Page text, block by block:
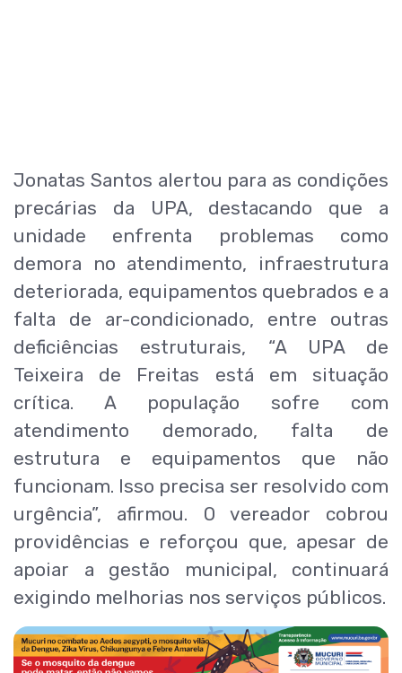
Jonatas Santos alertou para as condições
precárias da UPA, destacando que a
unidade enfrenta problemas como
demora no atendimento, infraestrutura
deteriorada, equipamentos quebrados e a
falta de ar-condicionado, entre outras
deficiências estruturais, “A UPA de
Teixeira de Freitas está em situação
crítica. A população sofre com
atendimento demorado, falta de
estrutura e equipamentos que não
funcionam. Isso precisa ser resolvido com
urgência”, afirmou. O vereador cobrou
providências e reforçou que, apesar de
apoiar a gestão municipal, continuará
exigindo melhorias nos serviços públicos.